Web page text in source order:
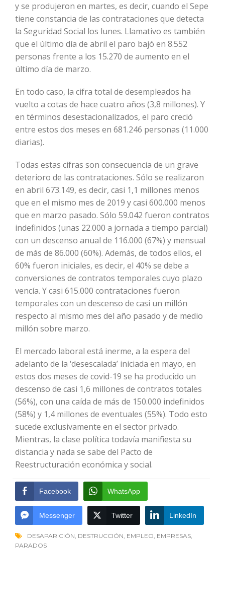
y se produjeron en martes, es decir, cuando el Sepe
tiene constancia de las contrataciones que detecta
la Seguridad Social los lunes. Llamativo es también
que el último día de abril el paro bajó en 8.552
personas frente a los 15.270 de aumento en el
último día de marzo.
En todo caso, la cifra total de desempleados ha
vuelto a cotas de hace cuatro años (3,8 millones). Y
en términos desestacionalizados, el paro creció
entre estos dos meses en 681.246 personas (11.000
diarias).
Todas estas cifras son consecuencia de un grave
deterioro de las contrataciones. Sólo se realizaron
en abril 673.149, es decir, casi 1,1 millones menos
que en el mismo mes de 2019 y casi 600.000 menos
que en marzo pasado. Sólo 59.042 fueron contratos
indefinidos (unas 22.000 a jornada a tiempo parcial)
con un descenso anual de 116.000 (67%) y mensual
de más de 86.000 (60%). Además, de todos ellos, el
60% fueron iniciales, es decir, el 40% se debe a
conversiones de contratos temporales cuyo plazo
vencía. Y casi 615.000 contrataciones fueron
temporales con un descenso de casi un millón
respecto al mismo mes del año pasado y de medio
millón sobre marzo.
El mercado laboral está inerme, a la espera del
adelanto de la ‘desescalada’ iniciada en mayo, en
estos dos meses de covid-19 se ha producido un
descenso de casi 1,6 millones de contratos totales
(56%), con una caída de más de 150.000 indefinidos
(58%) y 1,4 millones de eventuales (55%). Todo esto
sucede exclusivamente en el sector privado.
Mientras, la clase política todavía manifiesta su
distancia y nada se sabe del Pacto de
Reestructuración económica y social.
Facebook WhatsApp
Messenger Twitter LinkedIn
DESAPARICIÓN, DESTRUCCIÓN, EMPLEO, EMPRESAS,
PARADOS